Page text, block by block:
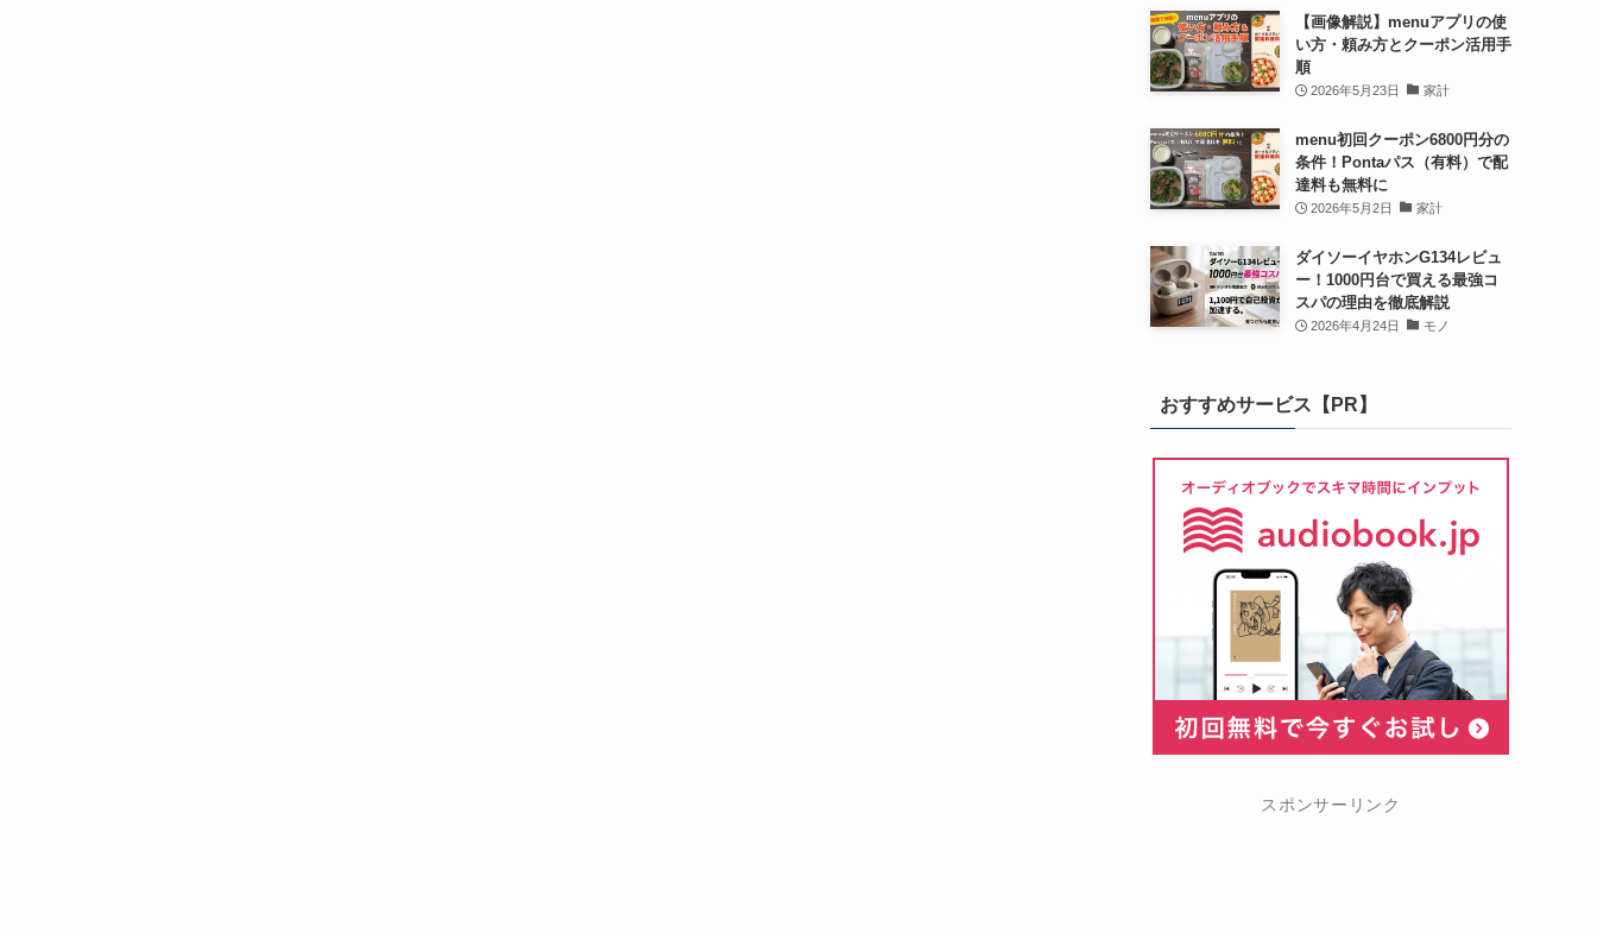
【画像解説】menuアプリの使
い方・頼み方とクーポン活用手
順
2026年5月23日 家計
menu初回クーポン6800円分の
条件！Pontaパス（有料）で配
達料も無料に
2026年5月2日 家計
ダイソーイヤホンG134レビュ
ー！1000円台で買える最強コ
スパの理由を徹底解説
2026年4月24日 モノ
おすすめサービス【PR】
スポンサーリンク